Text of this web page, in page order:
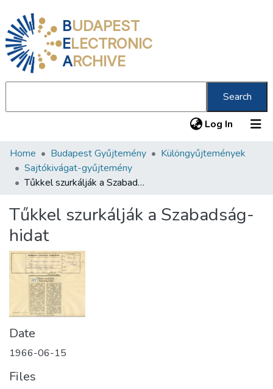
BUDAPEST
ELECTRONIC
ARCHIVE
Search
Log In (current)
Communities & Collections
All of DSpace
About us
Home Budapest Gyűjtemény
Különgyűjtemények
Sajtókivágat-gyűjtemény
Tűkkel szurkálják a Szabadság-hidat
Tűkkel szurkálják a Szabadság-
hidat
Date
1966-06-15
Files